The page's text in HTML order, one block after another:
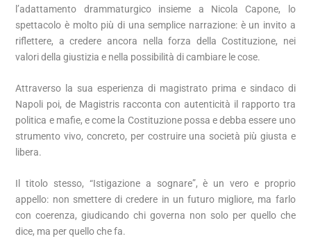
l’adattamento drammaturgico insieme a Nicola Capone, lo
spettacolo è molto più di una semplice narrazione: è un invito a
riflettere, a credere ancora nella forza della Costituzione, nei
valori della giustizia e nella possibilità di cambiare le cose.
Attraverso la sua esperienza di magistrato prima e sindaco di
Napoli poi, de Magistris racconta con autenticità il rapporto tra
politica e mafie, e come la Costituzione possa e debba essere uno
strumento vivo, concreto, per costruire una società più giusta e
libera.
Il titolo stesso, “Istigazione a sognare”, è un vero e proprio
appello: non smettere di credere in un futuro migliore, ma farlo
con coerenza, giudicando chi governa non solo per quello che
dice, ma per quello che fa.